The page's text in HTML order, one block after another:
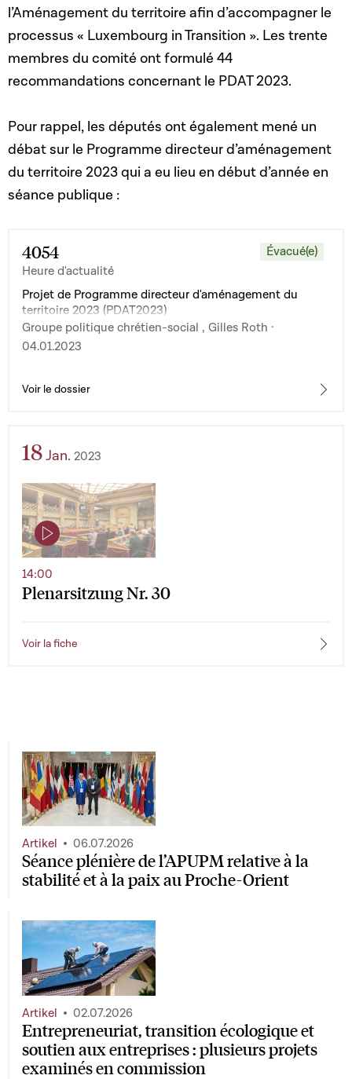
l’Aménagement du territoire afin d’accompagner le
processus « Luxembourg in Transition ». Les trente
membres du comité ont formulé 44
recommandations concernant le PDAT 2023.
Pour rappel, les députés ont également mené un
débat sur le Programme directeur d’aménagement
du territoire 2023 qui a eu lieu en début d’année en
séance publique :
4054
Heure d'actualité
Évacué(e)
Projet de Programme directeur d'aménagement du
territoire 2023 (PDAT2023)
Groupe politique chrétien-social , Gilles Roth ·
04.01.2023
Voir le dossier
18Jan. 2023
Plenarsitzung Nr. 30
14:00
Voir la fiche
Séance plénière de l’APUPM relative à la
stabilité et à la paix au Proche-Orient
Artikel 06.07.2026
Entrepreneuriat, transition écologique et
soutien aux entreprises : plusieurs projets
examinés en commission
Artikel 02.07.2026